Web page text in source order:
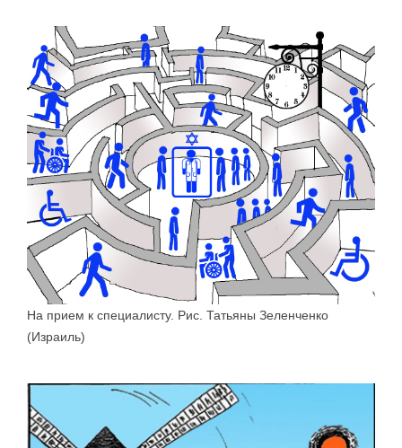
На прием к специалисту. Рис. Татьяны Зеленченко
(Израиль)